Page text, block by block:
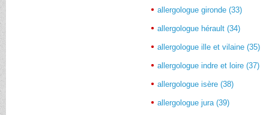
allergologue gironde (33)
allergologue hérault (34)
allergologue ille et vilaine (35)
allergologue indre et loire (37)
allergologue isère (38)
allergologue jura (39)